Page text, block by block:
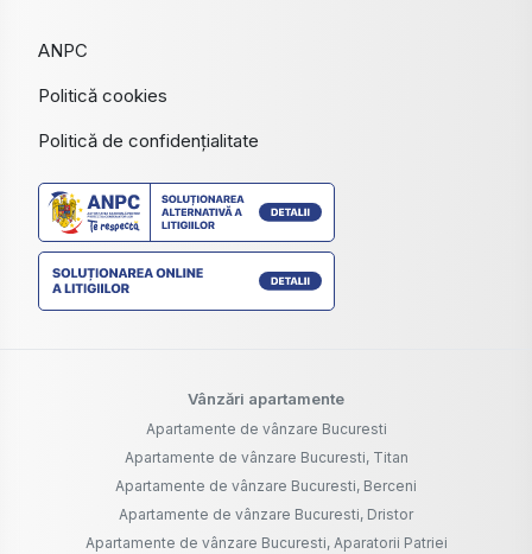
ANPC
Politică cookies
Politică de confidențialitate
Vânzări apartamente
Apartamente de vânzare Bucuresti
Apartamente de vânzare Bucuresti, Titan
Apartamente de vânzare Bucuresti, Berceni
Apartamente de vânzare Bucuresti, Dristor
Apartamente de vânzare Bucuresti, Aparatorii Patriei